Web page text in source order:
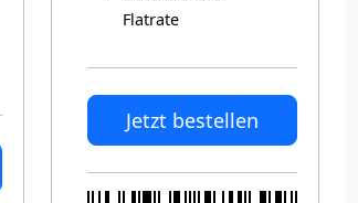
Flatrate
Jetzt bestellen